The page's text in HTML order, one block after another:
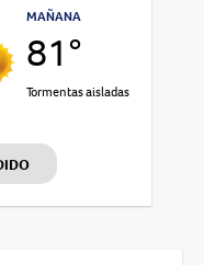
MAÑANA
81°
Tormentas aisladas